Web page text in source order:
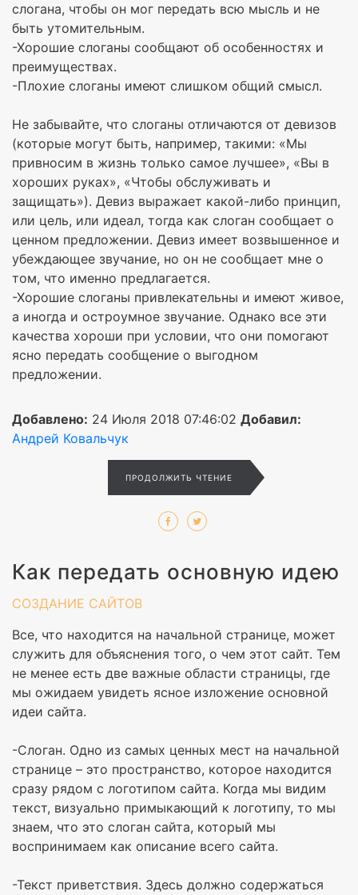
слогана, чтобы он мог передать всю мысль и не
быть утомительным.
-Хорошие слоганы сообщают об особенностях и
преимуществах.
-Плохие слоганы имеют слишком общий смысл.
Не забывайте, что слоганы отличаются от девизов
(которые могут быть, например, такими: «Мы
привносим в жизнь только самое лучшее», «Вы в
хороших руках», «Чтобы обслуживать и
защищать»). Девиз выражает какой-либо принцип,
или цель, или идеал, тогда как слоган сообщает о
ценном предложении. Девиз имеет возвышенное и
убеждающее звучание, но он не сообщает мне о
том, что именно предлагается.
-Хорошие слоганы привлекательны и имеют живое,
а иногда и остроумное звучание. Однако все эти
качества хороши при условии, что они помогают
ясно передать сообщение о выгодном
предложении.
Добавлено: 24 Июля 2018 07:46:02 Добавил:
Андрей Ковальчук
ПРОДОЛЖИТЬ ЧТЕНИЕ
Как передать основную идею
СОЗДАНИЕ САЙТОВ
Все, что находится на начальной странице, может
служить для объяснения того, о чем этот сайт. Тем
не менее есть две важные области страницы, где
мы ожидаем увидеть ясное изложение основной
идеи сайта.
-Слоган. Одно из самых ценных мест на начальной
странице – это пространство, которое находится
сразу рядом с логотипом сайта. Когда мы видим
текст, визуально примыкающий к логотипу, то мы
знаем, что это слоган сайта, который мы
воспринимаем как описание всего сайта.
-Текст приветствия. Здесь должно содержаться